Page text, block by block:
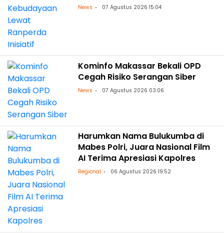
News 07 Agustus 2026 15:04
Kominfo Makassar Bekali OPD
Cegah Risiko Serangan Siber
News 07 Agustus 2026 03:06
Harumkan Nama Bulukumba di
Mabes Polri, Juara Nasional Film
AI Terima Apresiasi Kapolres
Regional 06 Agustus 2026 19:52